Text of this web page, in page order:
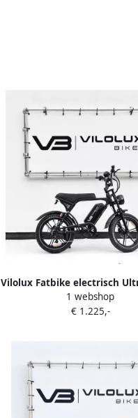
Vilolux Fatbike electrisch
Voorrek Rijklaar Niet
fatbikes 2 Jaar garantie
1 webshop
€ 1.225,-